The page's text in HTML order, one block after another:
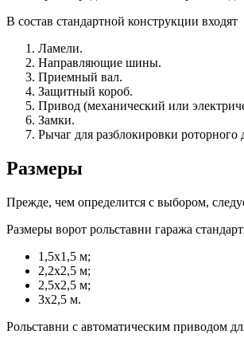
В состав стандартной конструкции входят
Ламели.
Направляющие шины.
Приемный вал.
Защитный короб.
Привод (механический или
Замки.
Рычаг для разблокировки роторного
Размеры
Прежде, чем определится с выбором,
Размеры ворот рольставни гаража
1,5х1,5 м;
2,2х2,5 м;
2,5х2,5 м;
3х2,5 м.
Рольставни с автоматическим приводом